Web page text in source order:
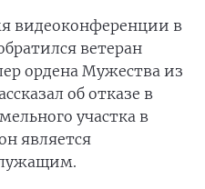
видеоконференции в
ветеран
ордена Мужества из
об отказе в
участка в
является